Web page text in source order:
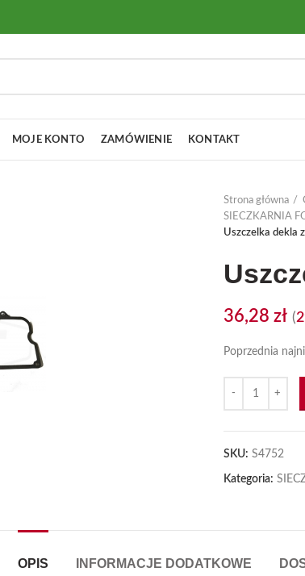
MOJE KONTO ZAMÓWIENIE KONTAKT
Strona główna
SIECZKARNIA
Uszczelka dekla
36,28 zł (
Poprzednia
SKU: S4752
Kategoria:
OPIS INFORMACJE DODATKOWE